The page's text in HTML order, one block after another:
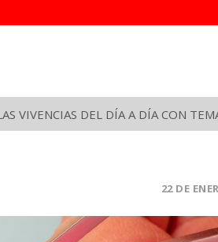
VIVENCIAS DEL DÍA A DÍA CON
22 DE